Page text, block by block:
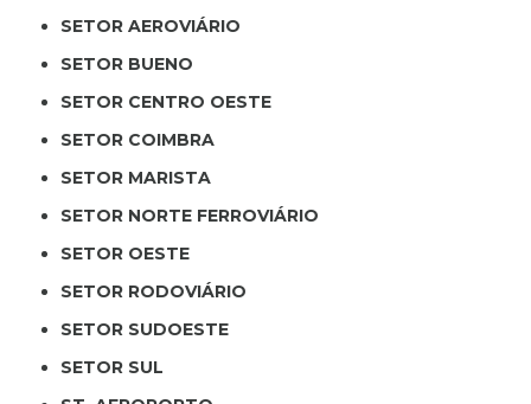
SETOR AEROVIÁRIO
SETOR BUENO
SETOR CENTRO OESTE
SETOR COIMBRA
SETOR MARISTA
SETOR NORTE FERROVIÁRIO
SETOR OESTE
SETOR RODOVIÁRIO
SETOR SUDOESTE
SETOR SUL